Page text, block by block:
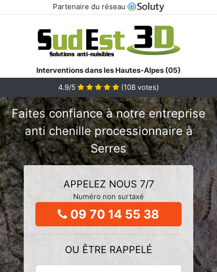
Partenaire du réseau
Interventions dans les Hautes-Alpes (05)
4.9/5
(108 votes)
Faites confiance à notre entreprise
anti chenille processionnaire à
Serres
APPELEZ NOUS 7/7
Numéro non surtaxé
09 70 14 55 38
OU ÊTRE RAPPELÉ